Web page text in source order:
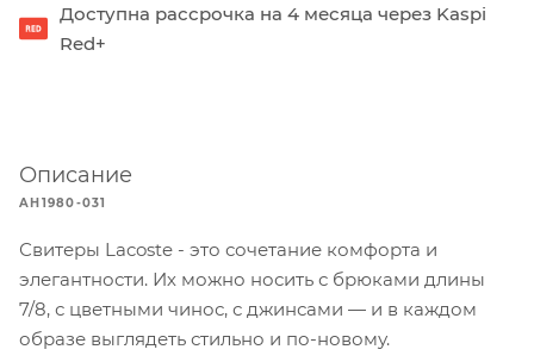
Доступна рассрочка на 4 месяца через Kaspi
Red+
Описание
AH1980-031
Свитеры Lacoste - это сочетание комфорта и
элегантности. Их можно носить с брюками длины
7/8, с цветными чинос, с джинсами — и в каждом
образе выглядеть стильно и по-новому.